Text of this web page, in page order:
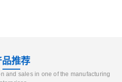
品推荐
and sales in one of the manufacturing